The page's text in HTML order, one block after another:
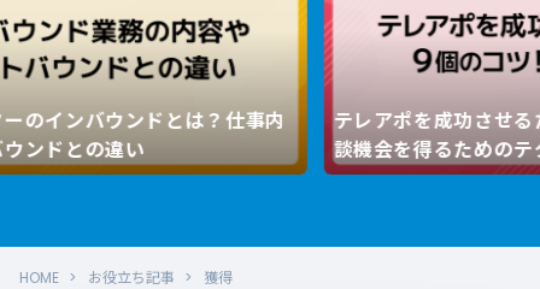
テレアポを成功させるための９個のコツ！商
談機会を得るためのテクニック完全ガイド
メ
Next
HOME お役立ち記事 獲得